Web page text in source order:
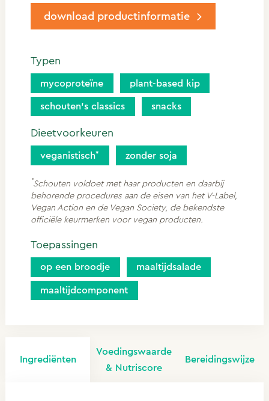
download productinformatie
Typen
mycoproteïne plant-based kip
schouten’s classics snacks
Dieetvoorkeuren
veganistisch zonder soja
*Schouten voldoet met haar producten en daarbij
behorende procedures aan de eisen van het V-Label,
Vegan Action en de Vegan Society, de bekendste
officiële keurmerken voor vegan producten.
Toepassingen
op een broodje maaltijdsalade
maaltijdcomponent
Ingrediënten
Voedingswaarde
& Nutriscore
Bereidingswijze